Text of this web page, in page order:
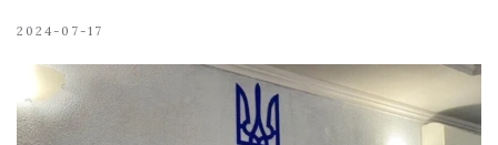
2024-07-17